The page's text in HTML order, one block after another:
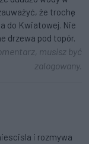
że trochę
do Kwiatowej. Nie
drzewa pod topór.
musisz być
zalogowany.
i rozmywa